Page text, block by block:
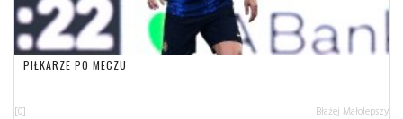
PIŁKARZE PO MECZU
[0] Błażej Małolepszy